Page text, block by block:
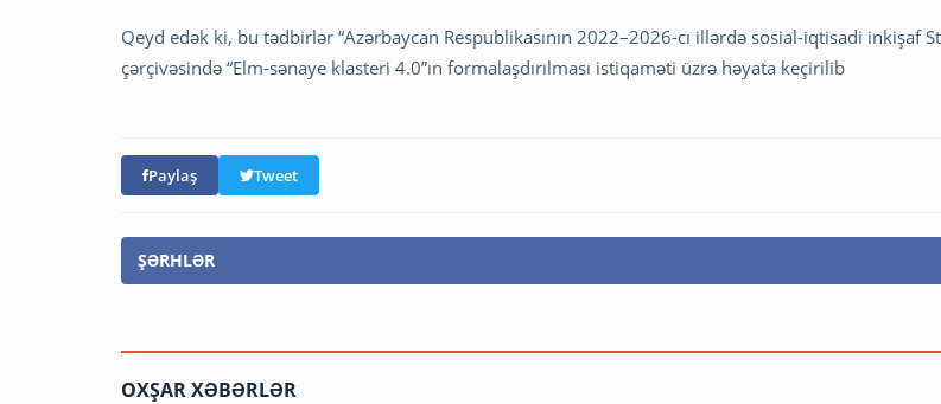
Qeyd edək ki, bu tədbirlər “Azərbaycan Respublikasının 2022–2026-cı illərdə sosial-iqtisadi inkişaf
çərçivəsində “Elm-sənaye klasteri 4.0”ın formalaşdırılması istiqaməti üzrə həyata keçirilib
Paylaş Tweet
ŞƏRHLƏR
OXŞAR XƏBƏRLƏR